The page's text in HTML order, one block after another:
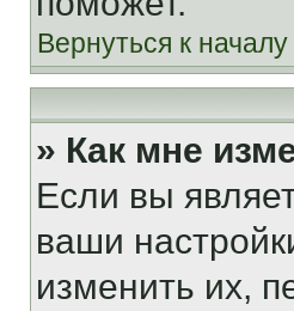
Вернуться к началу
» Как мне
Если вы
ваши
изменить их,